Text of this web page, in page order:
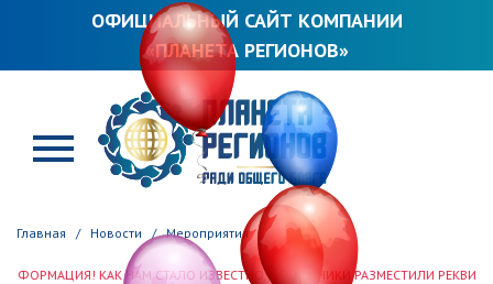
ОФИЦИАЛЬНЫЙ САЙТ КОМПАНИИ
«ПЛАНЕТА РЕГИОНОВ»
ПЛАНЕТА РЕГИОНОВ
Главная Новости Мероприятия
КАК НАМ СТАЛО ИЗВЕСТНО, МОШЕННИКИ РАЗМЕСТИЛИ РЕКВИЗИТЫ ООО